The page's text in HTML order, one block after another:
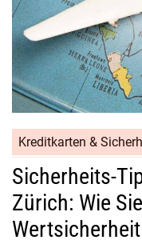
Kreditkarten &
Sicherheits-
Zürich: Wie